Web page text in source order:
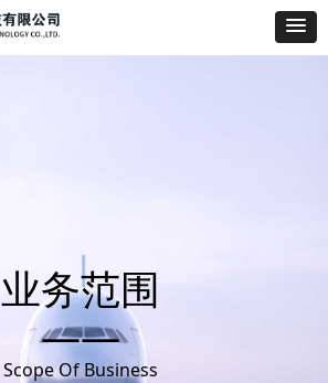
业务范围
——
Scope Of Business